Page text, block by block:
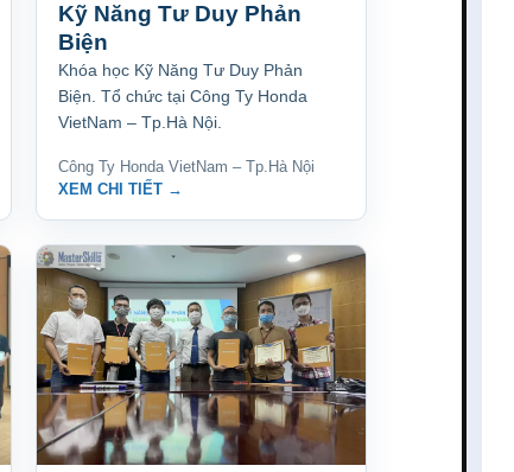
Kỹ Năng Tư Duy Phản
Biện
Khóa học Kỹ Năng Tư Duy Phản
Biện. Tổ chức tại Công Ty Honda
VietNam – Tp.Hà Nội.
Công Ty Honda VietNam – Tp.Hà Nội
XEM CHI TIẾT →